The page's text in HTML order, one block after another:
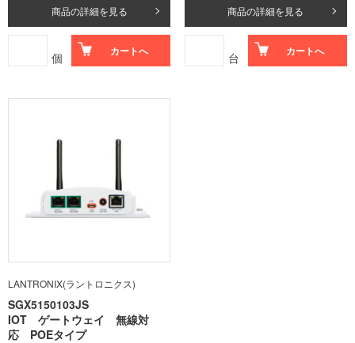
商品の詳細を見る
個 カートへ
商品の詳細を見る
台 カートへ
LANTRONIX(ラントロニクス)
SGX5150103JS
IOT ゲートウェイ 無線対
応 POEタイプ